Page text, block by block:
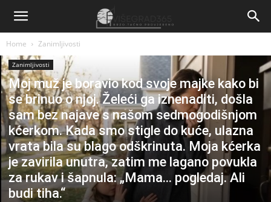
Home Zanimljivosti
Zanimljivosti
Moj muž je boravio kod svoje majke kako bi
se brinuo o njoj. Želeći ga iznenaditi, došla
sam bez najave s našom sedmogodišnjom
kćerkom. Kada smo stigle do kuće, ulazna
vrata bila su blago odškrinuta. Moja kćerka
je zavirila unutra, zatim me lagano povukla
za rukav i šapnula: „Mama… pogledaj. Ali
budi tiha.“